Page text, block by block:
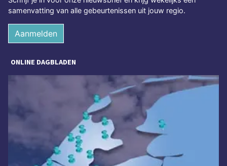
samenvatting van alle gebeurtenissen uit jouw regio.
Aanmelden
ONLINE DAGBLADEN